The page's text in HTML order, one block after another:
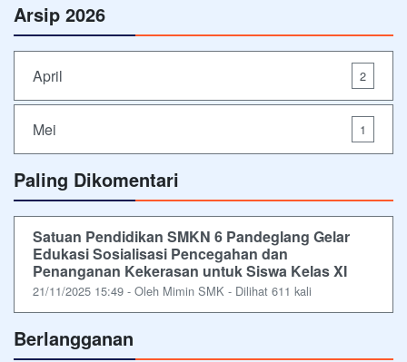
Arsip 2026
April 2
Mei 1
Paling Dikomentari
Satuan Pendidikan SMKN 6 Pandeglang Gelar
Edukasi Sosialisasi Pencegahan dan
Penanganan Kekerasan untuk Siswa Kelas XI
21/11/2025 15:49 - Oleh Mimin SMK - Dilihat 611 kali
Berlangganan